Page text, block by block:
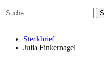
Steckbrief
Julia Finkernagel